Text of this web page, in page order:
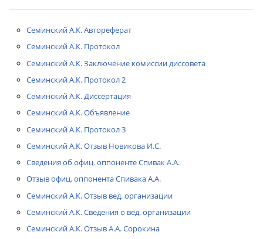
Семинский А.К. Автореферат
Семинский А.К. Протокол
Семинский А.К. Заключение комиссии диссовета
Семинский А.К. Протокол 2
Семинский А.К. Диссертация
Семинский А.К. Объявление
Семинский А.К. Протокол 3
Семинский А.К. Отзыв Новикова И.С.
Сведения об офиц. оппоненте Спивак А.А.
Отзыв офиц. оппонента Спивака А.А.
Семинский А.К. Отзыв вед. организации
Семинский А.К. Сведения о вед. организации
Семинский А.К. Отзыв А.А. Сорокина